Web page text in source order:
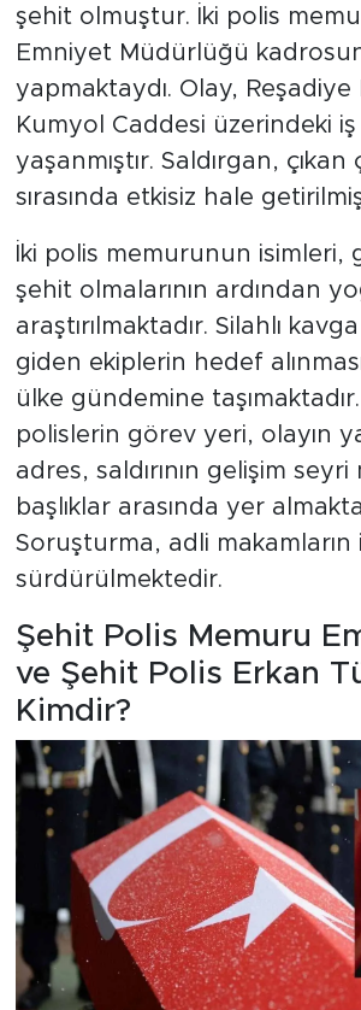
şehit olmuştur. İki polis
Emniyet Müdürlüğü
yapmaktaydı. Olay, Reşadiye
Kumyol Caddesi üzerindeki
yaşanmıştır. Saldırgan, çıkan
sırasında etkisiz hale
İki polis memurunun isimleri,
şehit olmalarının ardından
araştırılmaktadır. Silahlı
giden ekiplerin hedef
ülke gündemine
polislerin görev yeri, olayın
adres, saldırının gelişim
başlıklar arasında yer
Soruşturma, adli makamların
sürdürülmektedir.
Şehit Polis Memuru
ve Şehit Polis Erkan
Kimdir?